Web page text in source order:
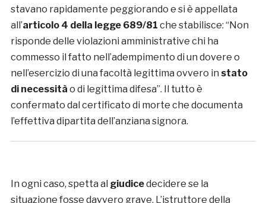
stavano rapidamente peggiorando e si è appellata
all’articolo 4 della legge 689/81 che stabilisce: “Non
risponde delle violazioni amministrative chi ha
commesso il fatto nell’adempimento di un dovere o
nell’esercizio di una facoltà legittima ovvero in stato
di necessità o di legittima difesa”. Il tutto è
confermato dal certificato di morte che documenta
l’effettiva dipartita dell’anziana signora.
In ogni caso, spetta al giudicedecidere se la
situazione fosse davvero grave. L’istruttore della